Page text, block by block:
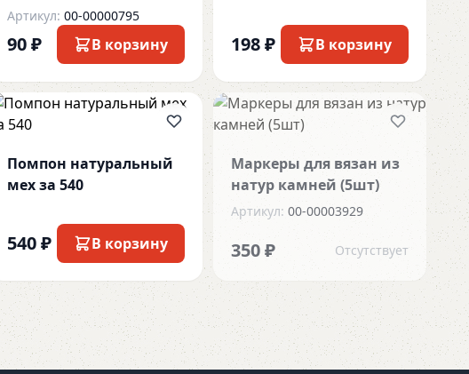
handmade свбеж
Артикул: 00-00000795
90 ₽ В корзину 198 ₽ В корзину
Помпон натуральный
мех за 540
540 ₽ В корзину
Маркеры для вязан из
натур камней (5шт)
Артикул: 00-00003929
350 ₽ Отсутствует